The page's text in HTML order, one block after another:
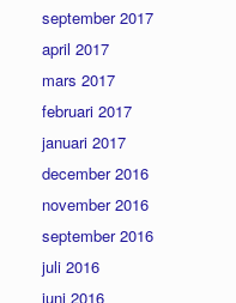
september 2017
april 2017
mars 2017
februari 2017
januari 2017
december 2016
november 2016
september 2016
juli 2016
juni 2016